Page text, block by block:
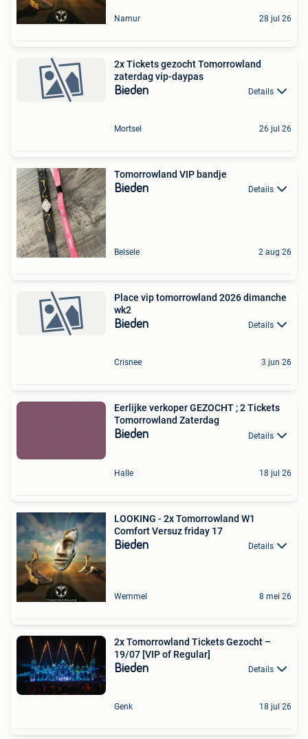
Namur 28 jul 26
2x Tickets gezocht Tomorrowland
zaterdag vip-daypas
Bieden Details
Mortsel 26 jul 26
Tomorrowland VIP bandje
Bieden Details
Belsele 2 aug 26
Place vip tomorrowland 2026 dimanche
wk2
Bieden Details
Crisnee 3 jun 26
Eerlijke verkoper GEZOCHT ; 2 Tickets
Tomorrowland Zaterdag
Bieden Details
Halle 18 jul 26
LOOKING - 2x Tomorrowland W1
Comfort Versuz friday 17
Bieden Details
Wemmel 8 mei 26
2x Tomorrowland Tickets Gezocht –
19/07 [VIP of Regular]
Bieden Details
Genk 18 jul 26